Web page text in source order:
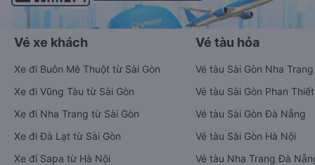
Vé xe khách
Xe đi Buôn Mê Thuột từ Sài Gòn
Xe đi Vũng Tàu từ Sài Gòn
Xe đi Nha Trang từ Sài Gòn
Xe đi Đà Lạt từ Sài Gòn
Xe đi Sapa từ Hà Nội
Vé tàu hỏa
Vé tàu Sài Gòn Nha Trang
Vé tàu Sài Gòn Phan Thiết
Vé tàu Sài Gòn Đà Nẵng
Vé tàu Sài Gòn Hà Nội
Vé tàu Nha Trang Đà